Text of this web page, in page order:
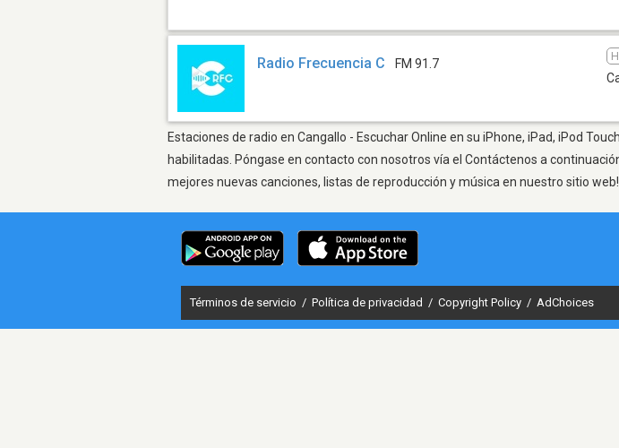
Radio Frecuencia C FM 91.7
Estaciones de radio en Cangallo - Escuchar Online en su iPhone, iPad, iPod
habilitadas. Póngase en contacto con nosotros vía el Contáctenos a
mejores nuevas canciones, listas de reproducción y música en nuestro sitio web!
Términos de servicio / Política de privacidad / Copyright Policy / AdChoices